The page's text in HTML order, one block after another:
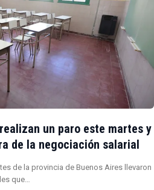
un paro este martes y
de la negociación salarial
de la provincia de Buenos Aires llevaron
que…